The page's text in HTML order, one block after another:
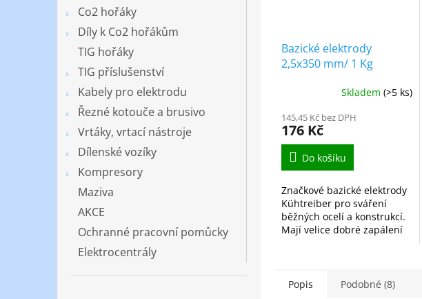
Co2 hořáky
Díly k Co2 hořákům
TIG hořáky
TIG příslušenství
Kabely pro elektrodu
Řezné kotouče a brusivo
Vrtáky, vrtací nástroje
Dílenské vozíky
Kompresory
Maziva
AKCE
Ochranné pracovní pomůcky
Elektrocentrály
Bazické elektrody
2,5x350 mm/ 1 Kg
Skladem (>5 ks)
145,45 Kč bez DPH
176 Kč
Do košíku
Značkové bazické elektrody
Kühtreiber pro sváření
běžných ocelí a konstrukcí.
Mají velice dobré zapálení
Popis Podobné (8)